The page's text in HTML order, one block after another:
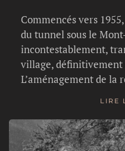
Commencés vers
du tunnel sous le
incontestablement,
village, définitivement
L’aménagement de la
LIRE